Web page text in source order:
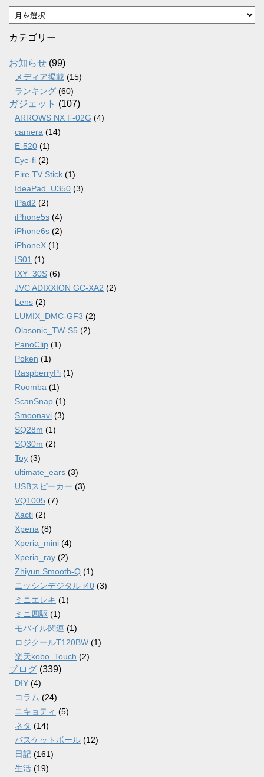
ア
ー
カ
ブ
カテゴリー
お知らせ (99)
メディア掲載 (15)
ランキング (60)
ガジェット (107)
ARROWS NX F-02G (4)
camera (14)
E-520 (1)
Eye-fi (2)
Fire TV Stick (1)
IdeaPad_U350 (3)
iPad2 (2)
iPhone5s (4)
iPhone6s (2)
iPhoneX (1)
IS01 (1)
IXY_30S (6)
JVC ADIXXION GC-XA2 (2)
Lens (2)
LUMIX_DMC-GF3 (2)
Olasonic_TW-S5 (2)
PanoClip (1)
Poken (1)
RaspberryPi (1)
Roomba (1)
ScanSnap (1)
Smoonavi (3)
SQ28m (1)
SQ30m (2)
Toy (3)
ultimate_ears (3)
USBスピーカー (3)
VQ1005 (7)
Xacti (2)
Xperia (8)
Xperia_mini (4)
Xperia_ray (2)
Zhiyun Smooth-Q (1)
ニッシンデジタル i40 (3)
ミニエレキ (1)
ミニ四駆 (1)
モバイル関連 (1)
ロジクールT120BW (1)
楽天kobo_Touch (2)
ブログ (339)
DIY (4)
コラム (24)
ニキョティ (5)
ネタ (14)
バスケットボール (12)
日記 (161)
生活 (19)